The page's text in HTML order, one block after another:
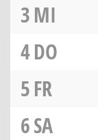
3MI
4DO
5FR
6SA